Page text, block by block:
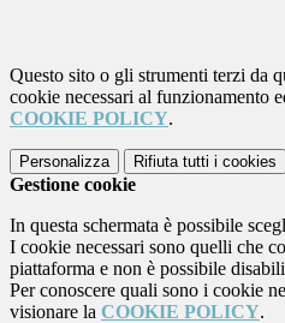
Questo sito o gli strumenti terzi da
cookie necessari al funzionamento
COOKIE POLICY.
Personalizza Rifiuta tutti i cookies
Gestione cookie
In questa schermata è possibile
I cookie necessari sono quelli che
piattaforma e non è possibile
Per conoscere quali sono i cookie
visionare la COOKIE POLICY.